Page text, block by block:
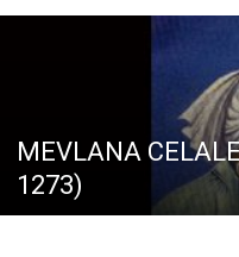
MEVLANA
1273)